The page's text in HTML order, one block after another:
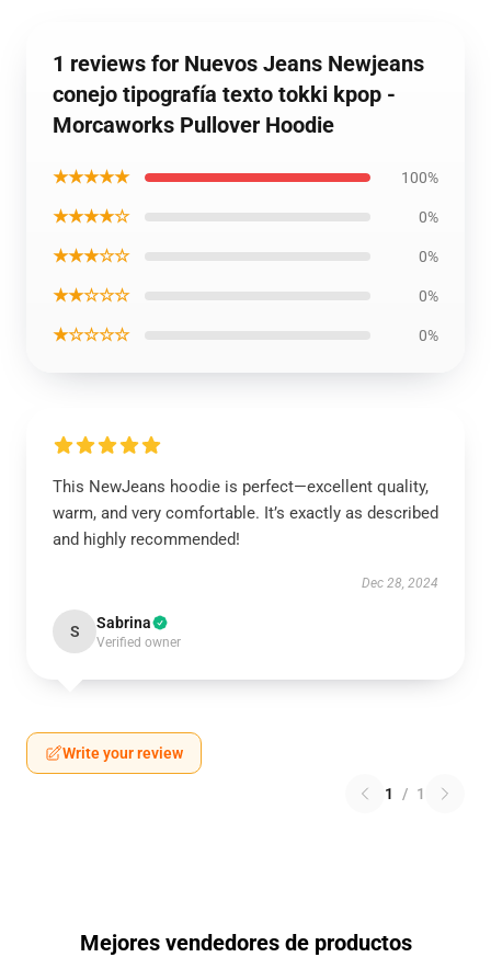
1 reviews for Nuevos Jeans Newjeans
conejo tipografía texto tokki kpop -
Morcaworks Pullover Hoodie
★★★★★ 100%
★★★★☆ 0%
★★★☆☆ 0%
★★☆☆☆ 0%
★☆☆☆☆ 0%
This NewJeans hoodie is perfect—excellent quality,
warm, and very comfortable. It’s exactly as described
and highly recommended!
Dec 28, 2024
S Sabrina
Verified owner
Write your review
1 / 1
Mejores vendedores de productos